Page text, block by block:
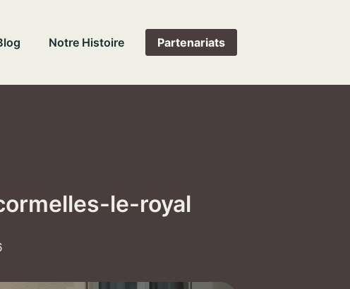
Notre Histoire Partenariats
le-royal